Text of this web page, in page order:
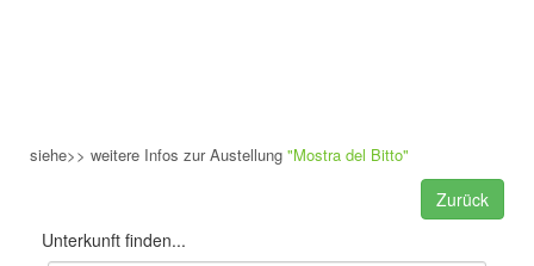
siehe>> weitere Infos zur Austellung "Mostra del Bitto"
Zurück
Unterkunft finden...